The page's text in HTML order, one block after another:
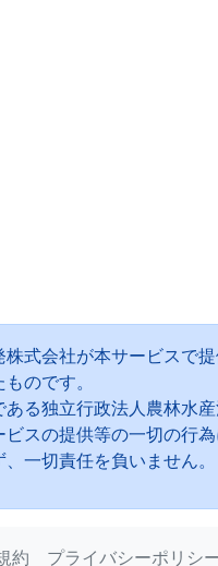
式会社が本サービスで提
のです。
ある独立行政法人農林水
ビスの提供等の一切の行
一切責任を負いません。
約 プライバシーポリシ